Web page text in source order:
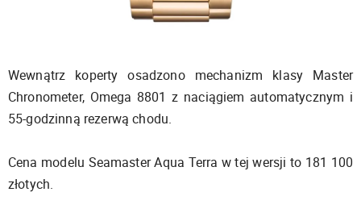
Wewnątrz koperty osadzono mechanizm klasy Master
Chronometer, Omega 8801 z naciągiem automatycznym i
55-godzinną rezerwą chodu.
Cena modelu Seamaster Aqua Terra w tej wersji to 181 100
złotych.